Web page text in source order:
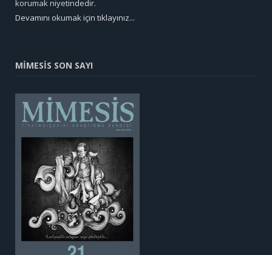
korumak niyetindedir.
Devamını okumak için tıklayınız...
MİMESİS SON SAYI